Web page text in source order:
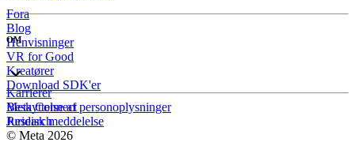
Fora
Blog
Henvisninger
VR for Good
Kreatører
Download SDK'er
OM
Karrierer
Meta Connect
Research
Beskyttelse af personoplysninger
Juridisk meddelelse
© Meta 2026